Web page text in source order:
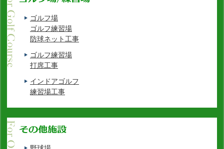
ゴルフ場
ゴルフ練習場
防球ネット工事
ゴルフ練習場
打席工事
インドアゴルフ
練習場工事